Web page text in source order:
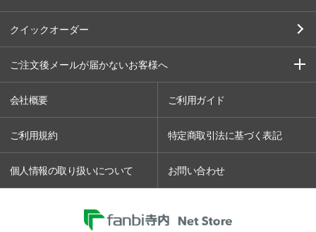
クイックオーダー
ご注文後メールが届かないお客様へ
会社概要 ご利用ガイド
ご利用規約 特定商取引法に基づく表記
個人情報の取り扱いについて お問い合わせ